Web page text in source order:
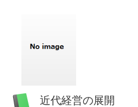
近代経営の展開